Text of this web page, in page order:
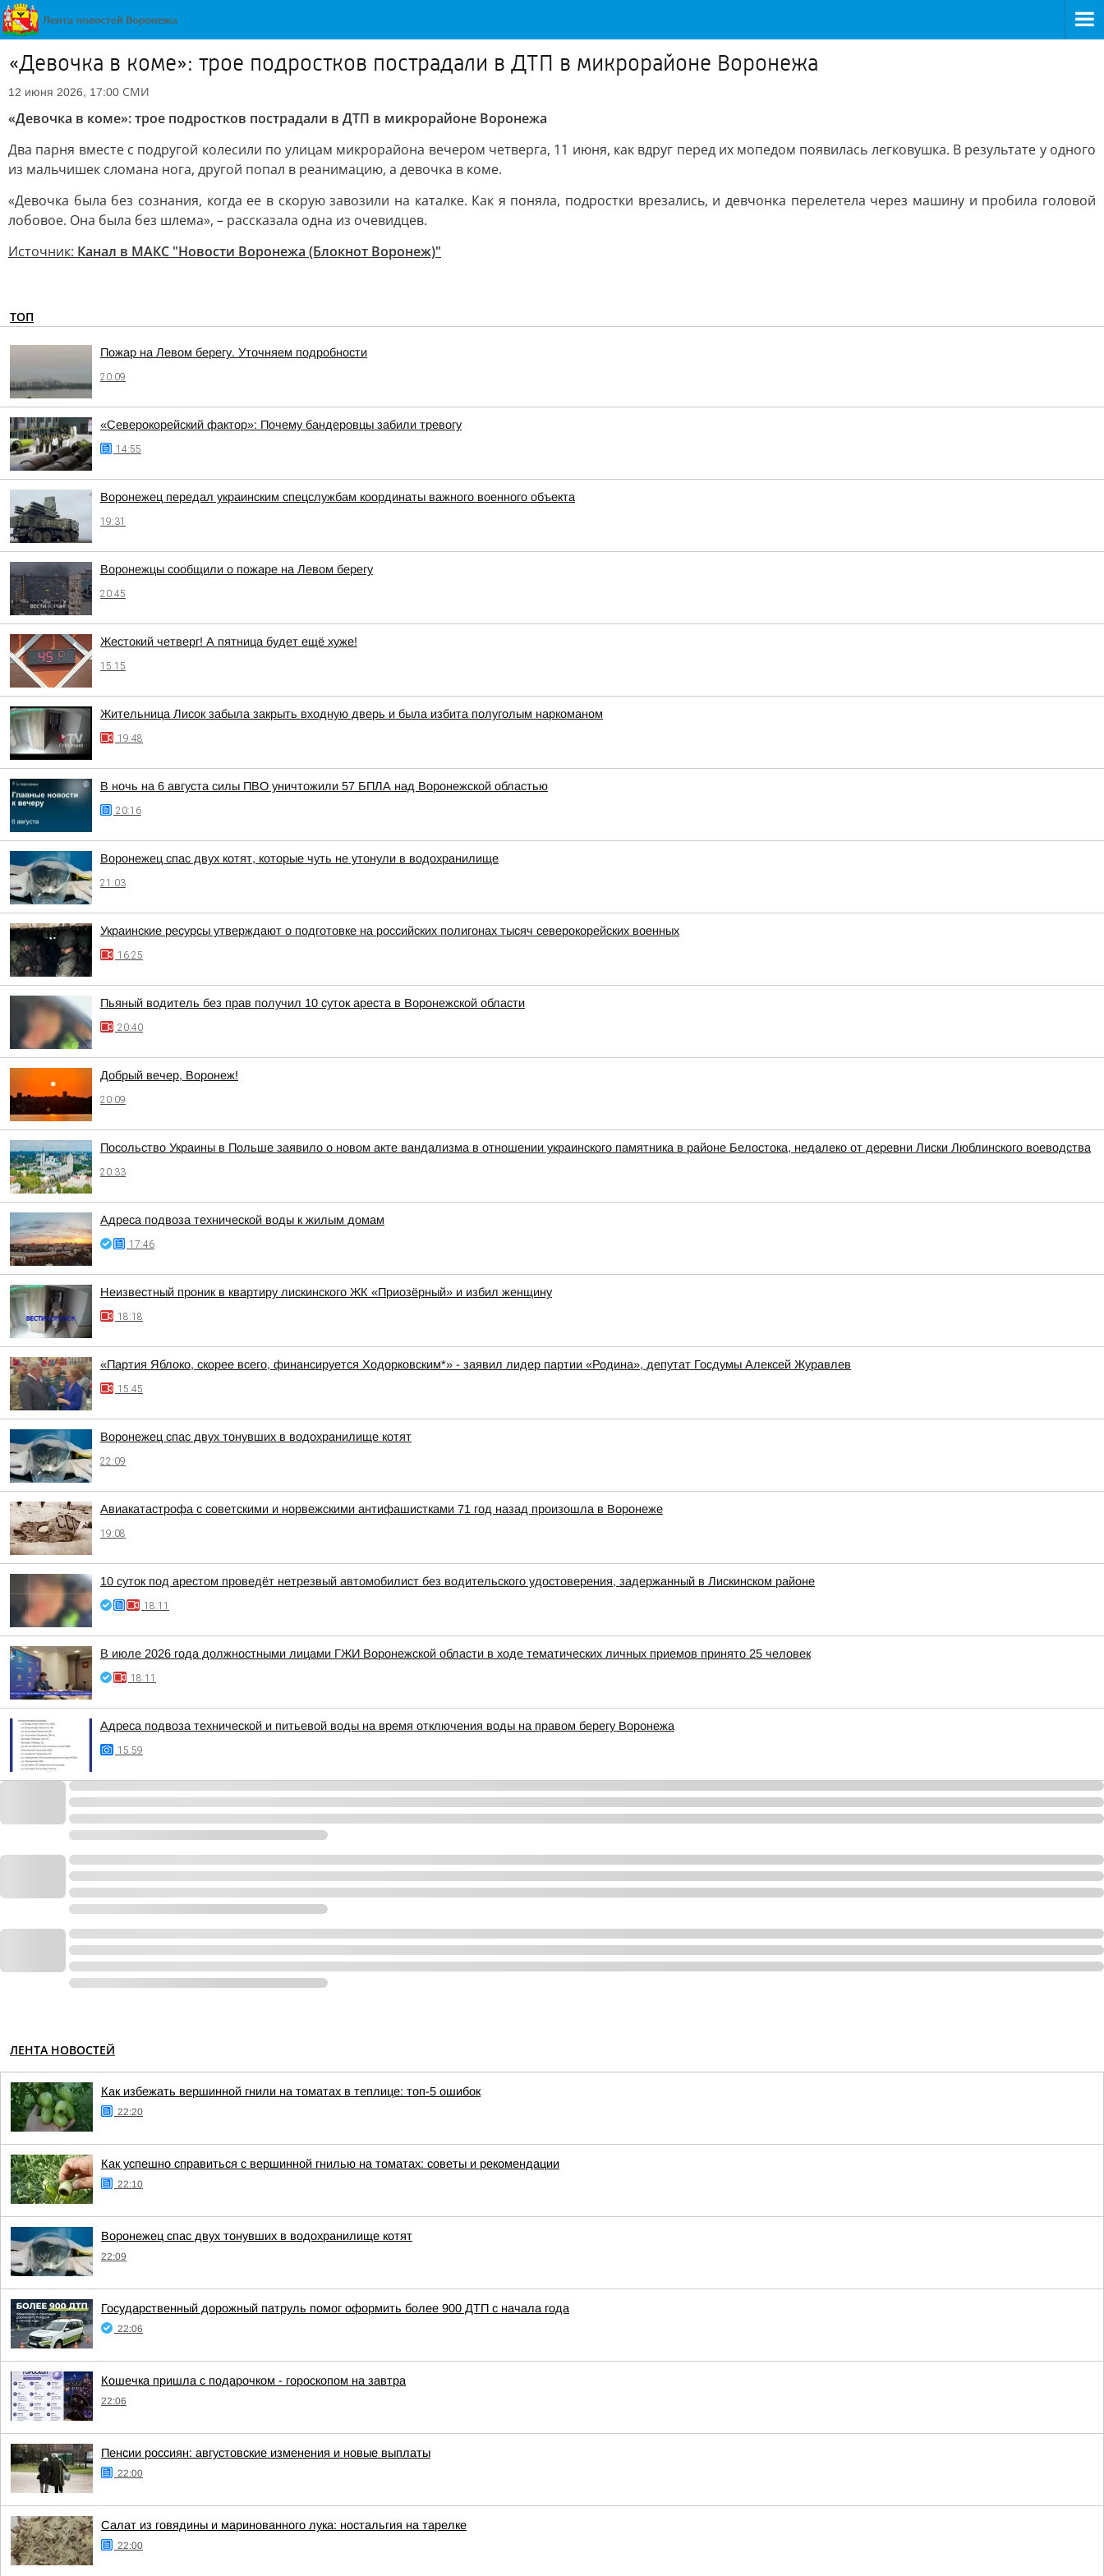
«Девочка в коме»: трое подростков пострадали в ДТП в микрорайоне Воронежа
12 июня 2026, 17:00 СМИ
«Девочка в коме»: трое подростков пострадали в ДТП в микрорайоне Воронежа
Два парня вместе с подругой колесили по улицам микрорайона вечером четверга, 11 июня, как вдруг перед их мопедом появилась легковушка. В результате у одного
из мальчишек сломана нога, другой попал в реанимацию, а девочка в коме.
«Девочка была без сознания, когда ее в скорую завозили на каталке. Как я поняла, подростки врезались, и девчонка перелетела через машину и пробила головой
лобовое. Она была без шлема», – рассказала одна из очевидцев.
Источник: Канал в МАКС "Новости Воронежа (Блокнот Воронеж)"
ТОП
Пожар на Левом берегу. Уточняем подробности
20:09
«Северокорейский фактор»: Почему бандеровцы забили тревогу
14:55
Воронежец передал украинским спецслужбам координаты важного военного объекта
19:31
Воронежцы сообщили о пожаре на Левом берегу
20:45
Жестокий четверг! А пятница будет ещё хуже!
15:15
Жительница Лисок забыла закрыть входную дверь и была избита полуголым наркоманом
19:48
В ночь на 6 августа силы ПВО уничтожили 57 БПЛА над Воронежской областью
20:16
Воронежец спас двух котят, которые чуть не утонули в водохранилище
21:03
Украинские ресурсы утверждают о подготовке на российских полигонах тысяч северокорейских военных
16:25
Пьяный водитель без прав получил 10 суток ареста в Воронежской области
20:40
Добрый вечер, Воронеж!
20:09
Посольство Украины в Польше заявило о новом акте вандализма в отношении украинского памятника в районе Белостока, недалеко от деревни Лиски Люблинского воеводства
20:33
Адреса подвоза технической воды к жилым домам
17:46
Неизвестный проник в квартиру лискинского ЖК «Приозёрный» и избил женщину
18:18
«Партия Яблоко, скорее всего, финансируется Ходорковским*» - заявил лидер партии «Родина», депутат Госдумы Алексей Журавлев
15:45
Воронежец спас двух тонувших в водохранилище котят
22:09
Авиакатастрофа с советскими и норвежскими антифашистками 71 год назад произошла в Воронеже
19:08
10 суток под арестом проведёт нетрезвый автомобилист без водительского удостоверения, задержанный в Лискинском районе
18:11
В июле 2026 года должностными лицами ГЖИ Воронежской области в ходе тематических личных приемов принято 25 человек
18:11
Адреса подвоза технической и питьевой воды на время отключения воды на правом берегу Воронежа
15:59
ЛЕНТА НОВОСТЕЙ
Как избежать вершинной гнили на томатах в теплице: топ-5 ошибок
22:20
Как успешно справиться с вершинной гнилью на томатах: советы и рекомендации
22:10
Воронежец спас двух тонувших в водохранилище котят
22:09
Государственный дорожный патруль помог оформить более 900 ДТП с начала года
22:06
Кошечка пришла с подарочком - гороскопом на завтра
22:06
Пенсии россиян: августовские изменения и новые выплаты
22:00
Салат из говядины и маринованного лука: ностальгия на тарелке
22:00